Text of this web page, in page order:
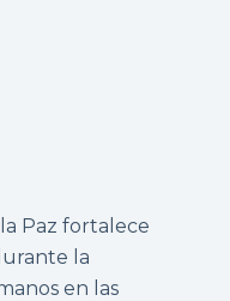
Paz fortalece
la
en las